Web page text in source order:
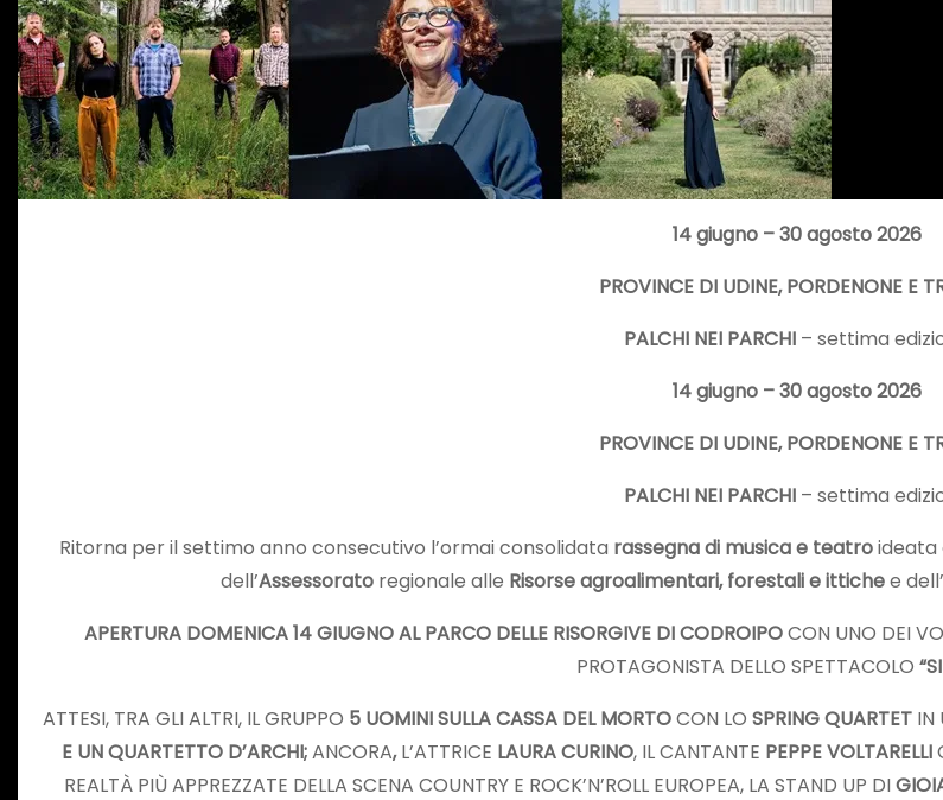
14 giugno – 30 agosto 2026
PROVINCE DI UDINE, PORDENONE E
PALCHI NEI PARCHI – settima
14 giugno – 30 agosto 2026
PROVINCE DI UDINE, PORDENONE E
PALCHI NEI PARCHI – settima
Ritorna per il settimo anno consecutivo l’ormai consolidata rassegna di musica e teatroideata
dell’Assessorato regionale alle Risorse agroalimentari, forestali e ittichee dell’
APERTURA DOMENICA 14 GIUGNO AL PARCO DELLE RISORGIVE DI CODROIPOCON UNO DEI
PROTAGONISTA DELLO SPETTACOLO
ATTESI, TRA GLI ALTRI, IL GRUPPO 5 UOMINI SULLA CASSA DEL MORTOCON LO SPRING QUARTETIN
E UN QUARTETTO D’ARCHI;ANCORA,L’ATTRICE LAURA CURINO, IL CANTANTE PEPPE VOLTARELLI
REALTÀ PIÙ APPREZZATE DELLA SCENA COUNTRY E ROCK’N’ROLL EUROPEA, LA STAND UP DI